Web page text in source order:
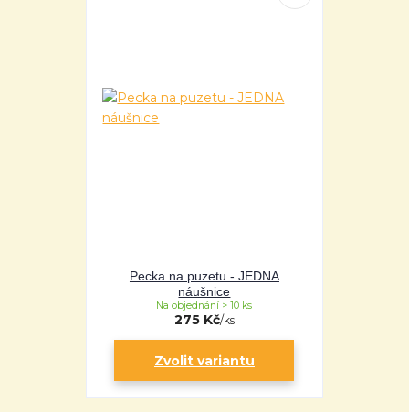
Pecka na puzetu - JEDNA
náušnice
275 Kč/ks
Na objednání > 10 ks
Zvolit variantu